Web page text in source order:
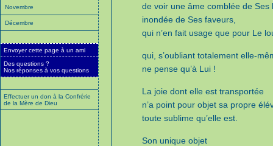
Novembre
Décembre
Envoyer cette page à un ami
Des questions ?
Nos réponses à vos questions
Effectuer un don à la Confrérie
de la Mère de Dieu
de voir une âme comblée de Ses
inondée de Ses faveurs,
qui n’en fait usage que pour Le
qui, s’oubliant totalement elle-
ne pense qu’à Lui !
La joie dont elle est transportée
n’a point pour objet sa propre
toute sublime qu’elle est.
Son unique objet